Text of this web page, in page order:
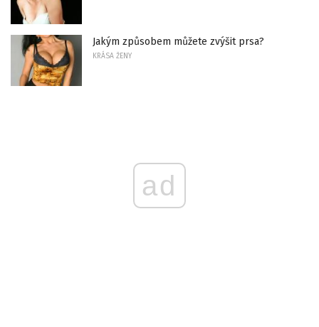
Jakým způsobem můžete zvýšit prsa?
KRÁSA ŽENY
ad